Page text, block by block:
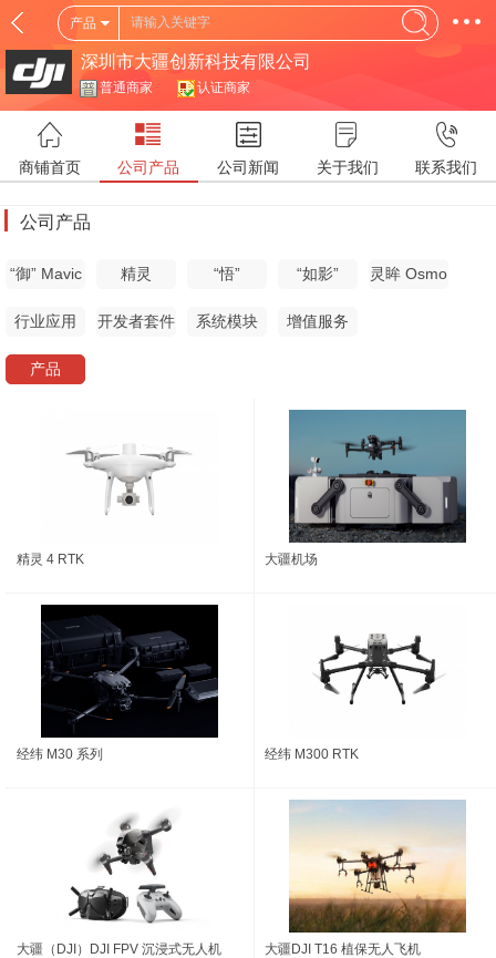
产品
深圳市大疆创新科技有限公司
普通商家 认证商家
商铺首页 公司产品 公司新闻 关于我们 联系我们
公司产品
“御” Mavic
精灵
系列
“悟”
列
“如影”
灵眸 Osmo
行业应用
开发者套件 系统模块 增值服务
产品
精灵 4 RTK 大疆机场
经纬 M30 系列 经纬 M300 RTK
大疆（DJI）DJI FPV 沉浸式无人机 大疆DJI T16 植保无人飞机